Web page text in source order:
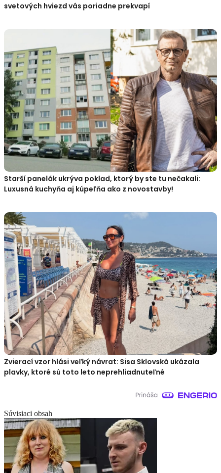
svetových hviezd vás poriadne prekvapí
Starší panelák ukrýva poklad, ktorý by ste tu nečakali:
Luxusná kuchyňa aj kúpeľňa ako z novostavby!
Zvierací vzor hlási veľký návrat: Sisa Sklovská ukázala
plavky, ktoré sú toto leto neprehliadnuteľné
Súvisiaci obsah